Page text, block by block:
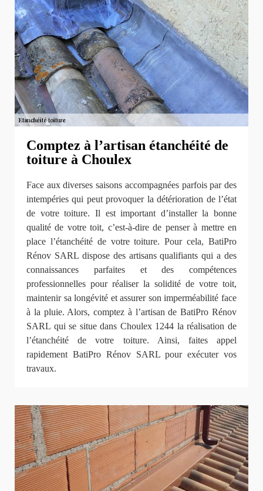
Comptez à l’artisan étanchéité de
toiture à Choulex
Face aux diverses saisons accompagnées parfois par des
intempéries qui peut provoquer la détérioration de l’état
de votre toiture. Il est important d’installer la bonne
qualité de votre toit, c’est-à-dire de penser à mettre en
place l’étanchéité de votre toiture. Pour cela, BatiPro
Rénov SARL dispose des artisans qualifiants qui a des
connaissances parfaites et des compétences
professionnelles pour réaliser la solidité de votre toit,
maintenir sa longévité et assurer son imperméabilité face
à la pluie. Alors, comptez à l’artisan de BatiPro Rénov
SARL qui se situe dans Choulex 1244 la réalisation de
l’étanchéité de votre toiture. Ainsi, faites appel
rapidement BatiPro Rénov SARL pour exécuter vos
travaux.